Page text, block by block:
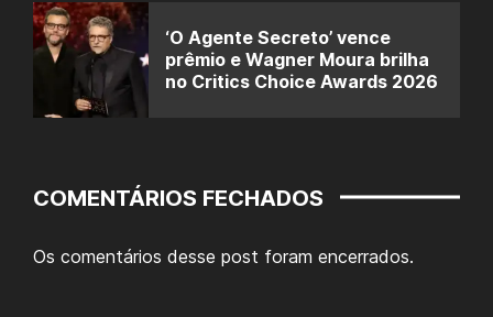
‘O Agente Secreto’ vence
prêmio e Wagner Moura brilha
no Critics Choice Awards 2026
COMENTÁRIOS FECHADOS
Os comentários desse post foram encerrados.